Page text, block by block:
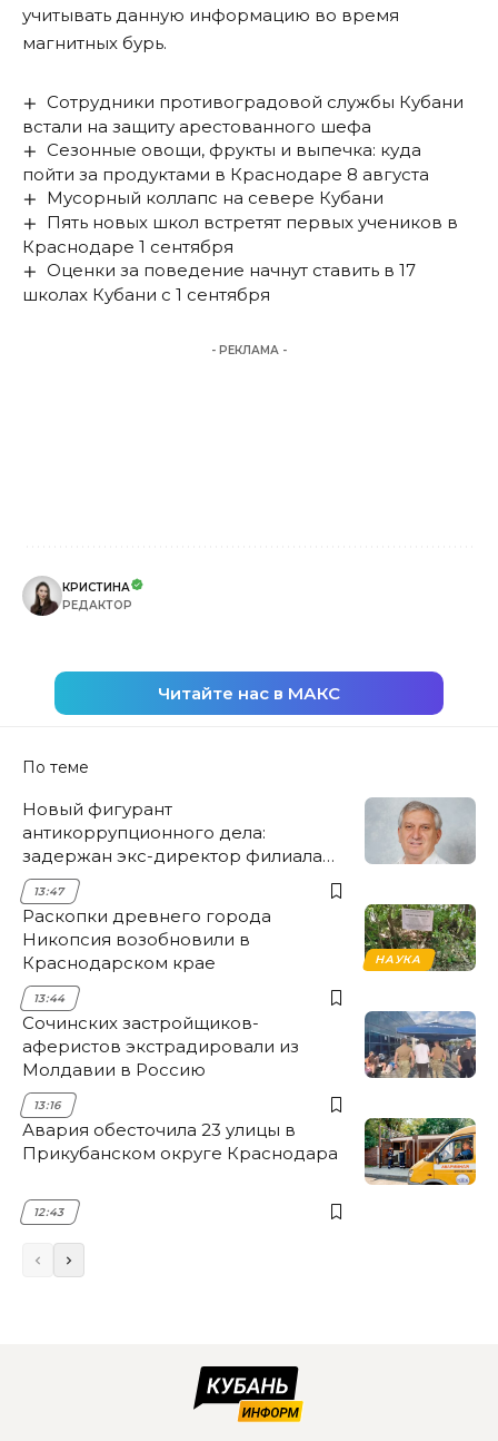
учитывать данную информацию во время
магнитных бурь.
Сотрудники противоградовой службы Кубани
встали на защиту арестованного шефа
Сезонные овощи, фрукты и выпечка: куда
пойти за продуктами в Краснодаре 8 августа
Мусорный коллапс на севере Кубани
Пять новых школ встретят первых учеников в
Краснодаре 1 сентября
Оценки за поведение начнут ставить в 17
школах Кубани с 1 сентября
- РЕКЛАМА -
КРИСТИНА
РЕДАКТОР
Читайте нас в МАКС
По теме
Новый фигурант
антикоррупционного дела:
задержан экс-директор филиала
НЭСК Крымска
13:47
НАУКА
Раскопки древнего города
Никопсия возобновили в
Краснодарском крае
13:44
Сочинских застройщиков-
аферистов экстрадировали из
Молдавии в Россию
13:16
Авария обесточила 23 улицы в
Прикубанском округе Краснодара
12:43